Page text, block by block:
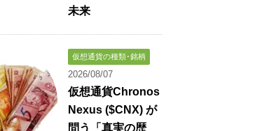
未来
仮想通貨の種類･銘柄
2026/08/07
仮想通貨Chronos
Nexus ($CNX) が
問う「真実の歴